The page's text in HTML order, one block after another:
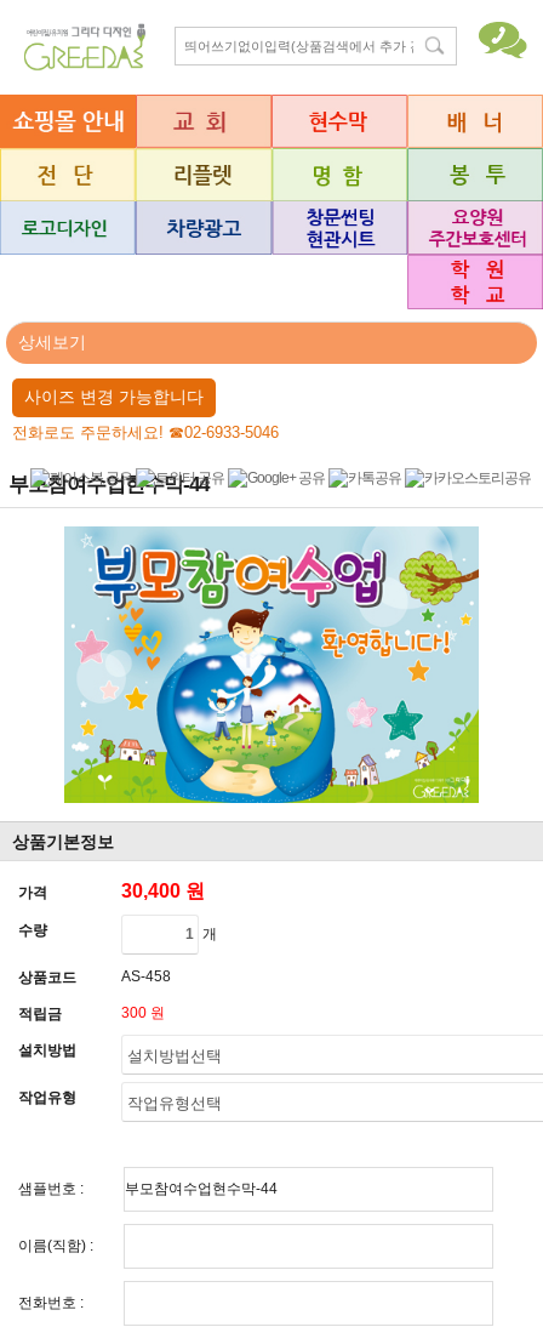
상세보기
사이즈 변경 가능합니다
전화로도 주문하세요! ☎02-6933-5046
부모참여수업현수막-44
상품기본정보
가격 30,400 원
수량 개
상품코드 AS-458
적립금 300 원
설치방법
작업유형
샘플번호 :
이름(직함) :
전화번호 :